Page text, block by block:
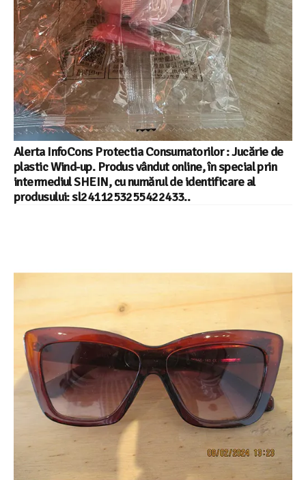
Alerta InfoCons Protectia Consumatorilor : Jucărie de
plastic Wind-up. Produs vândut online, în special prin
intermediul SHEIN, cu numărul de identificare al
produsului: sl2411253255422433..